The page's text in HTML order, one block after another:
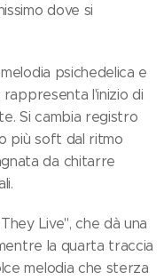
dove si
psichedelica e
l'inizio di
Si cambia registro
più soft dal ritmo
da chitarre
Live", che dà una
la quarta traccia
melodia che sterza